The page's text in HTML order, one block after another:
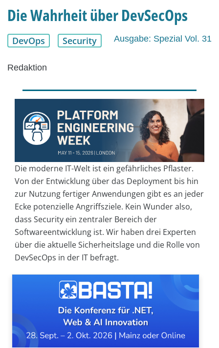
Die Wahrheit über DevSecOps
DevOps Security Ausgabe: Spezial Vol. 31
Redaktion
Die moderne IT-Welt ist ein gefährliches Pflaster.
Von der Entwicklung über das Deployment bis hin
zur Nutzung fertiger Anwendungen gibt es an jeder
Ecke potenzielle Angriffsziele. Kein Wunder also,
dass Security ein zentraler Bereich der
Softwareentwicklung ist. Wir haben drei Experten
über die aktuelle Sicherheitslage und die Rolle von
DevSecOps in der IT befragt.